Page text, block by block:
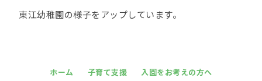
東江幼稚園の様子をアップしています。
ホーム 子育て支援
入園をお考えの方へ